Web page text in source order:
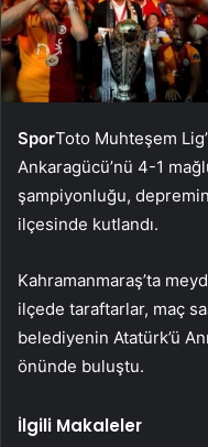
SporToto Muhteşem
Ankaragücü’nü 4-1
şampiyonluğu, depremin
ilçesinde kutlandı.
Kahramanmaraş’ta
ilçede taraftarlar, maç
belediyenin Atatürk’ü
önünde buluştu.
İlgili Makaleler